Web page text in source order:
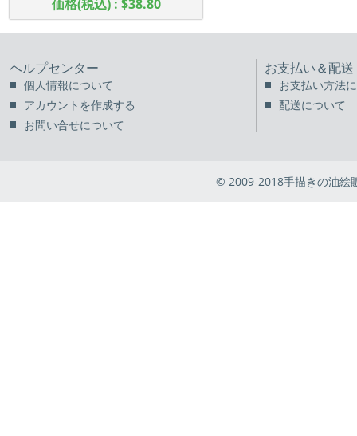
価格(税込) : $38.80
ヘルプセンター
個人情報について
アカウントを作成する
お問い合せについて
お支払い＆配送
お支払い方法
配送について
© 2009-2018手描きの油絵